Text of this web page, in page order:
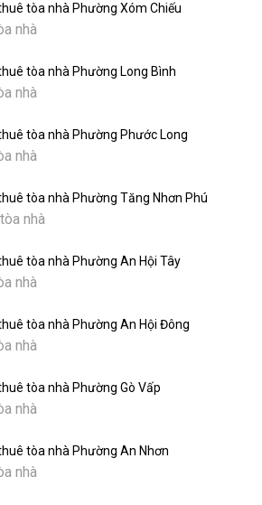
tòa nhà Phường Xóm Chiếu
nhà
tòa nhà Phường Long Bình
nhà
tòa nhà Phường Phước Long
nhà
tòa nhà Phường Tăng Nhơn Phú
nhà
tòa nhà Phường An Hội Tây
nhà
tòa nhà Phường An Hội Đông
nhà
tòa nhà Phường Gò Vấp
nhà
tòa nhà Phường An Nhơn
nhà